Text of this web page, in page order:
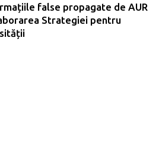
false propagate de AUR
Strategiei pentru